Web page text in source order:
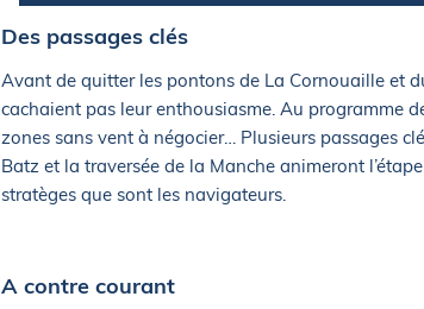
Des passages clés
Avant de quitter les pontons de La Cornouaille et
cachaient pas leur enthousiasme. Au programme
zones sans vent à négocier… Plusieurs passages
Batz et la traversée de la Manche animeront
stratèges que sont les navigateurs.
A contre courant